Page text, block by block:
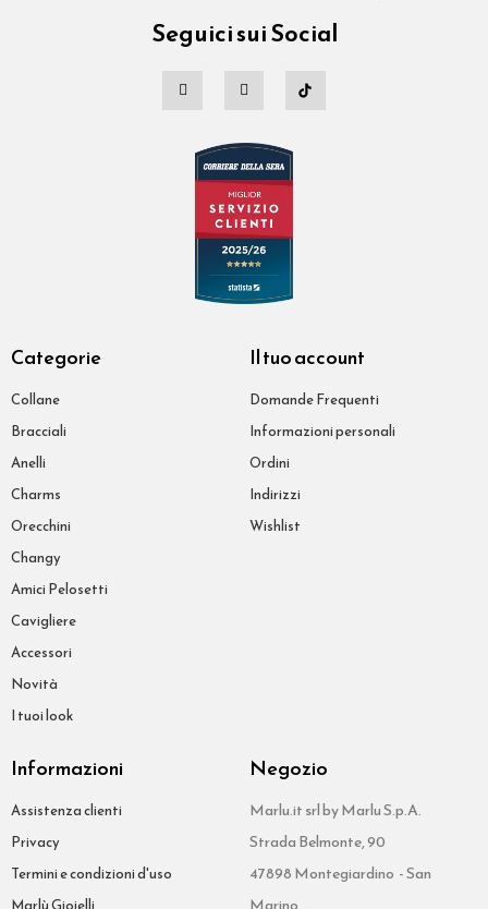
Seguici sui Social
Categorie
Collane
Bracciali
Anelli
Charms
Orecchini
Changy
Amici Pelosetti
Cavigliere
Accessori
Novità
I tuoi look
Il tuo account
Domande Frequenti
Informazioni personali
Ordini
Indirizzi
Wishlist
Informazioni
Assistenza clienti
Privacy
Termini e condizioni d'uso
Negozio
Marlu.it srl by Marlu S.p.A.
Strada Belmonte, 90
47898 Montegiardino - San